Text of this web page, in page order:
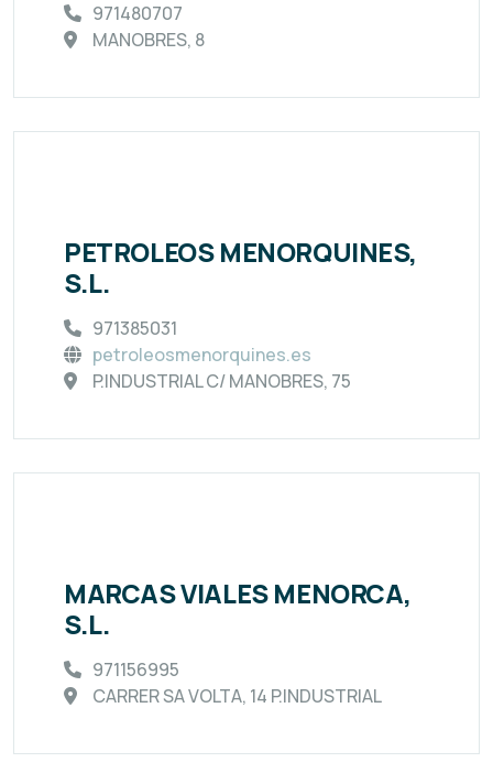
971480707
MANOBRES, 8
PETROLEOS MENORQUINES,
S.L.
971385031
petroleosmenorquines.es
P.INDUSTRIAL C/ MANOBRES, 75
MARCAS VIALES MENORCA,
S.L.
971156995
CARRER SA VOLTA, 14 P.INDUSTRIAL